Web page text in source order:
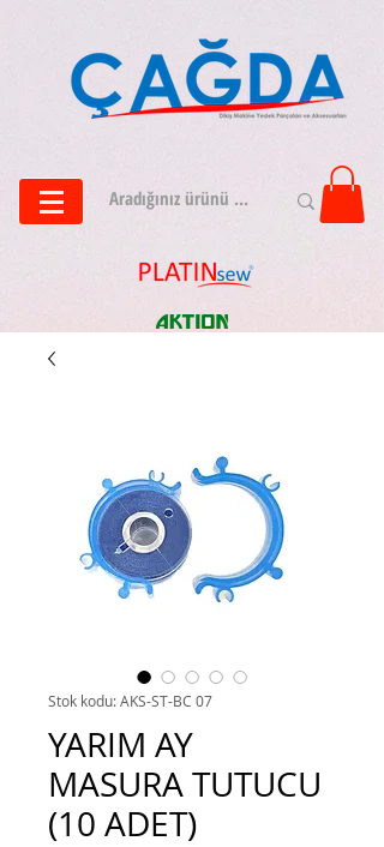
Stok kodu: AKS-ST-BC 07
YARIM AY
MASURA TUTUCU
(10 ADET)